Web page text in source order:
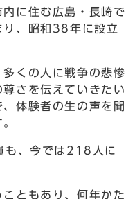
に住む広島・長崎で
り、昭和38年に設立
くの人に戦争の悲惨
さを伝えていきたい
体験者の生の声を聞
も、今では218人に
ともあり、何年かた